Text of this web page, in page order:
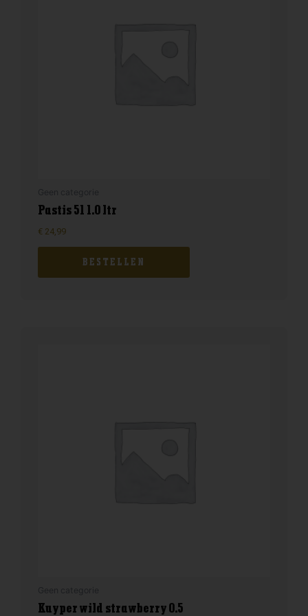
Pastis 51 1.0 ltr
€ 24,99
BESTELLEN
Kuyper wild strawberry 0.5